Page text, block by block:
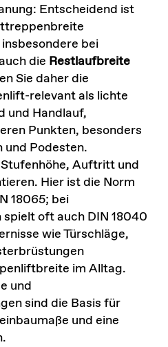
Entscheidend ist
bei
die Restlaufbreite
Sie daher die
relevant als lichte
und Handlauf,
Punkten, besonders
und Podesten.
Auftritt und
Hier ist die Norm
18065; bei
oft auch DIN 18040
wie Türschläge,
im Alltag.
und
sind die Basis für
und eine